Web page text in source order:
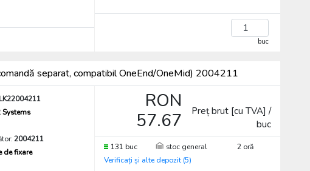
buc
separat, compatibil OneEnd/OneMid) 2004211
Systems
2004211
de fixare
RON
57.67
Preț brut [cu TVA] /
buc
131 buc stoc general
2 oră
Verificați și alte depozit (5)